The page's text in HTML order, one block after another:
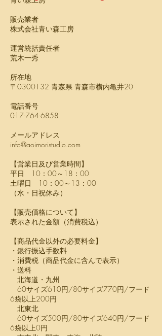
販売業者
株式会社青い森工房
運営統括責任者
荒木一秀
所在地
〒0300132 青森県 青森市横内亀井20
電話番号
017-764-6858
メールアドレス
info@aoimoristudio.com
【営業日及び営業時間】
平日 10：00～18：00
土曜日 10：00～13：00
​（水・日祝休み）
【販売価格について】
表示された金額（消費税込）
【商品代金以外の必要料金】
・銀行振込手数料
・消費税（商品代金に含んで表示）
・送料
北海道・九州
60サイズ610円/80サイズ770円/フード
6袋以上200円
北東北
60サイズ500円/80サイズ640円/フード
6袋以上0円